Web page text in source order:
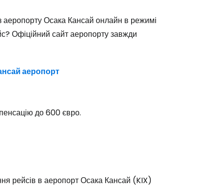
аеропорту Осака Кансай онлайн в режимі
Офіційний сайт аеропорту завжди
аеропорт
до 600 євро.
рейсів в аеропорт Осака Кансай (KIX)
з Google
у Facebook